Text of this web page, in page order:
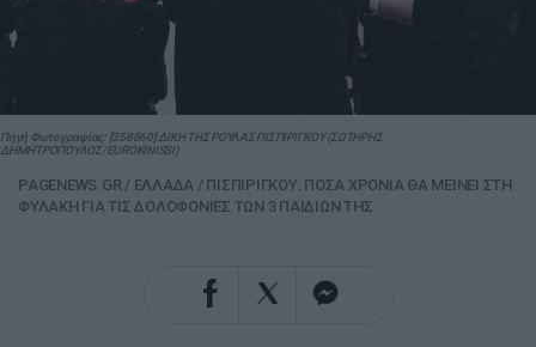
Πηγή Φωτογραφίας: [358860] ΔΙΚΗ ΤΗΣ ΡΟΥΛΑΣ ΠΙΣΠΙΡΙΓΚΟΥ (ΣΩΤΗΡΗΣ
ΔΗΜΗΤΡΟΠΟΥΛΟΣ/EUROKINISSI)
PAGENEWS.GR / ΕΛΛΑΔΑ / ΠΙΣΠΙΡΙΓΚΟΥ: ΠΟΣΑ ΧΡΟΝΙΑ ΘΑ ΜΕΙΝΕΙ ΣΤΗ
ΦΥΛΑΚΗ ΓΙΑ ΤΙΣ ΔΟΛΟΦΟΝΙΕΣ ΤΩΝ 3 ΠΑΙΔΙΩΝ ΤΗΣ